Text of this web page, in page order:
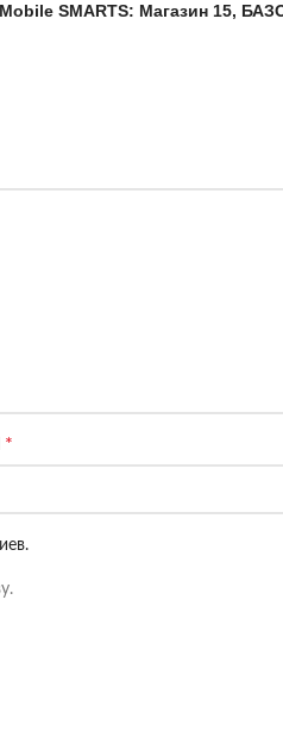
SMARTS: Магазин 15,
*